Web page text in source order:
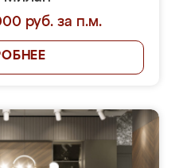
руб. за п.м.